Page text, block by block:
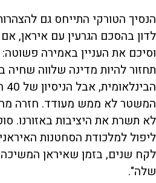
הנסיך הטורקי התייחס גם
לדון בהסכם הגרעין עם איראן,
וסיכם את העניין באמירה
תחזור להיות מדינה שלווה
המשטר לא ממש מעודד. חזרה
לא תשרת את היציבות באזורנו.
ליפול למלכודת הסחטנות
לקח שנים, בזמן שאיראן המשיכה
שלה".